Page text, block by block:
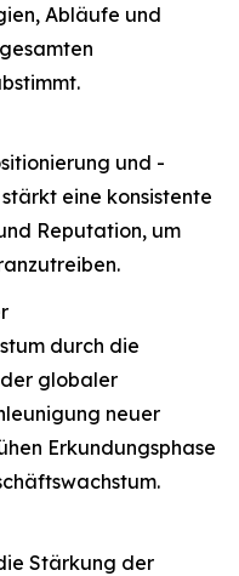
Abläufe und
und -
eine konsistente
Reputation, um
durch die
globaler
neuer
Erkundungsphase
Stärkung der